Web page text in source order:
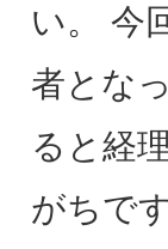
い。 今
者とな
ると経
がちで